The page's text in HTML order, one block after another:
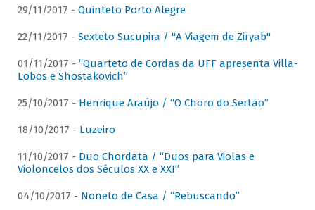
29/11/2017 - Quinteto Porto Alegre
22/11/2017 - Sexteto Sucupira / "A Viagem de Ziryab"
01/11/2017 - “Quarteto de Cordas da UFF apresenta Villa-
Lobos e Shostakovich”
25/10/2017 - Henrique Araújo / “O Choro do Sertão”
18/10/2017 - Luzeiro
11/10/2017 - Duo Chordata / “Duos para Violas e
Violoncelos dos Séculos XX e XXI”
04/10/2017 - Noneto de Casa / “Rebuscando”